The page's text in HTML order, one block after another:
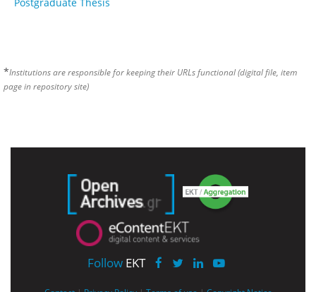
*Institutions are responsible for keeping their URLs functional (digital file, item
page in repository site)
Follow EKT